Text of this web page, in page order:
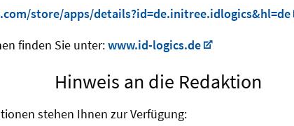
store/apps/details?id=de.initree.idlogics&hl=de
finden Sie unter:www.id-logics.de
Hinweis an die Redaktion
stehen Ihnen zur Verfügung: